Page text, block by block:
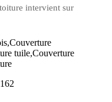
intervient sur
tuile,Couverture